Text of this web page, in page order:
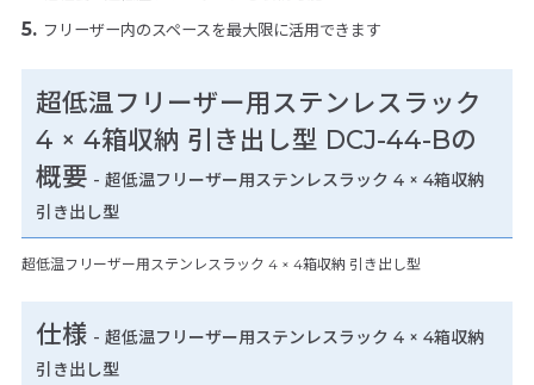
フリーザー内のスペースを最大限に活用できます
超低温フリーザー用ステンレスラック
4 × 4箱収納 引き出し型 DCJ-44-Bの
概要 - 超低温フリーザー用ステンレスラック 4 × 4箱収納
引き出し型
超低温フリーザー用ステンレスラック 4 × 4箱収納 引き出し型
仕様 - 超低温フリーザー用ステンレスラック 4 × 4箱収納
引き出し型